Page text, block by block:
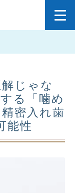
じゃな
る「噛め
密入れ歯
能性